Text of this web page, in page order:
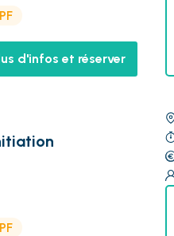
d'infos et réserver